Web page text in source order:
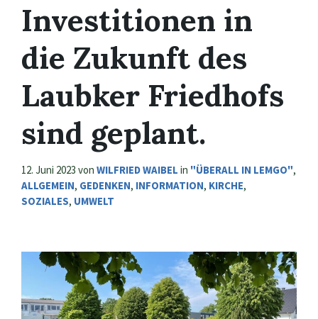
Investitionen in
die Zukunft des
Laubker Friedhofs
sind geplant.
12. Juni 2023 von WILFRIED WAIBEL in "ÜBERALL IN LEMGO",
ALLGEMEIN, GEDENKEN, INFORMATION, KIRCHE,
SOZIALES, UMWELT